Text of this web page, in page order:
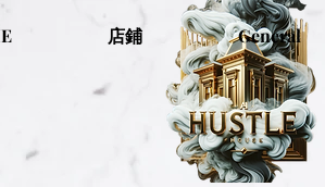
店鋪 General